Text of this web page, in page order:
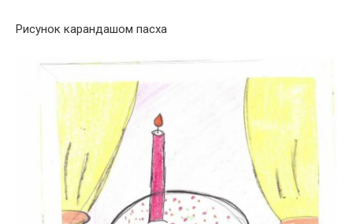
Рисунок карандашом пасха